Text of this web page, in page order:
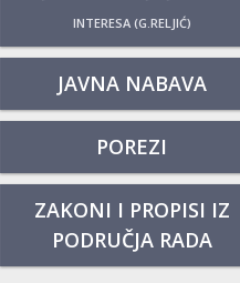
INTERESA (G.RELJIĆ)
JAVNA NABAVA
POREZI
ZAKONI I PROPISI IZ
PODRUČJA RADA